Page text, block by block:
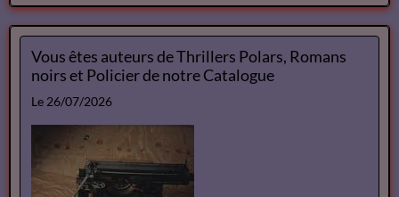
Vous êtes auteurs de Thrillers Polars, Romans
noirs et Policier de notre Catalogue
Le 26/07/2026